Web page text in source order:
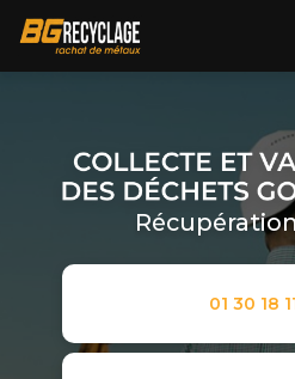
contenu
principal
01 30 18